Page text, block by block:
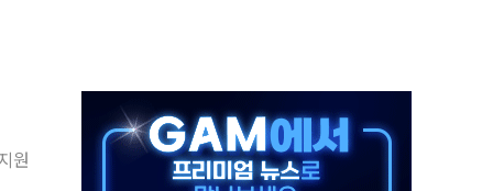
급 확대·속도전 총력"
원